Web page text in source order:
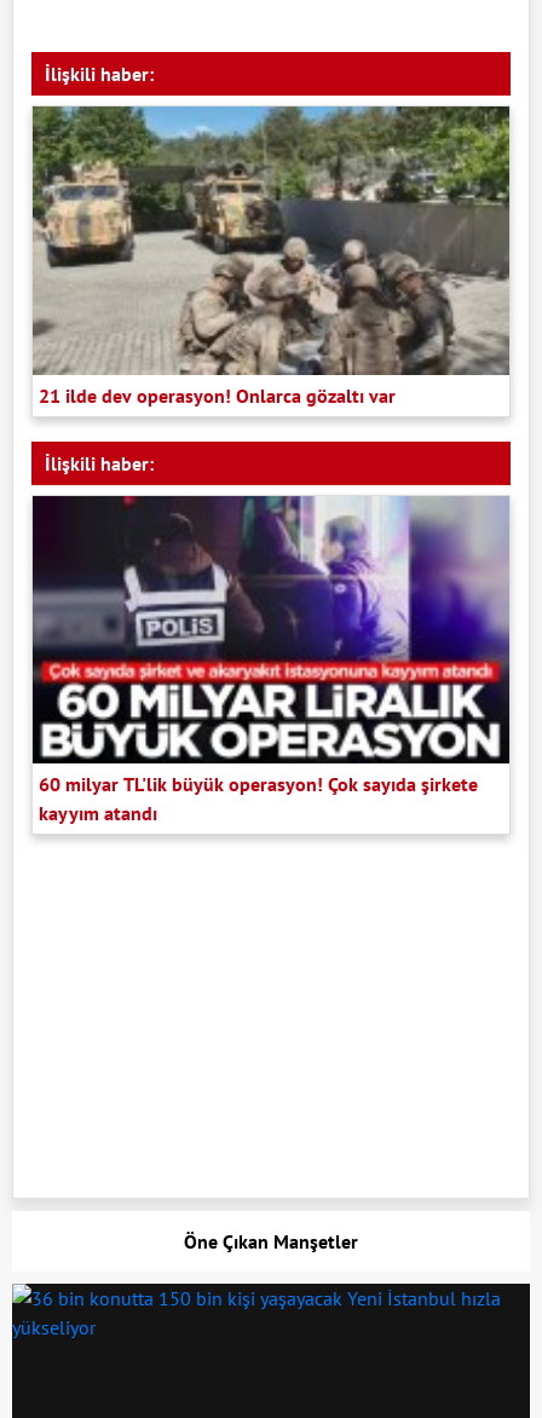
İlişkili haber:
21 ilde dev operasyon! Onlarca gözaltı var
İlişkili haber:
60 milyar TL'lik büyük operasyon! Çok sayıda şirkete
kayyım atandı
Öne Çıkan Manşetler